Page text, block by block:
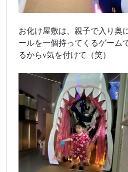
お化け屋敷は、親子で入り奥
ールを一個持ってくるゲーム
るからv気を付けて（笑）